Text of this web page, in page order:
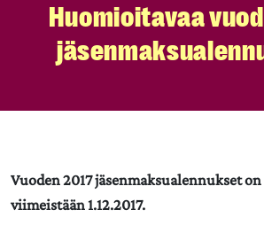
Huomioitavaa
Vuoden 2017 jäsenmaksualennukset
viimeistään 1.12.2017.